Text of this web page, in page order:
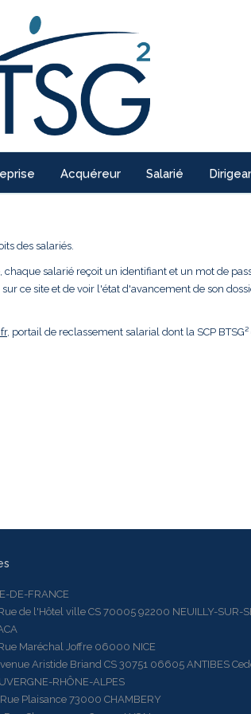
Acquéreur Salarié
des salariés.
chaque salarié reçoit un identifiant et un mot de
ce site et de voir l'état d'avancement de son
, portail de reclassement salarial dont la SCP BTSG²
DE-FRANCE
de l'Hôtel ville CS 70005 92200 NEUILLY-SUR-
Maréchal Joffre 06000 NICE
Aristide Briand CS 30751 06605 ANTIBES
RHÔNE-ALPES
Plaisance 73000 CHAMBERY